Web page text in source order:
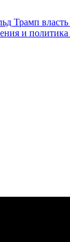
Трамп власть
и политика